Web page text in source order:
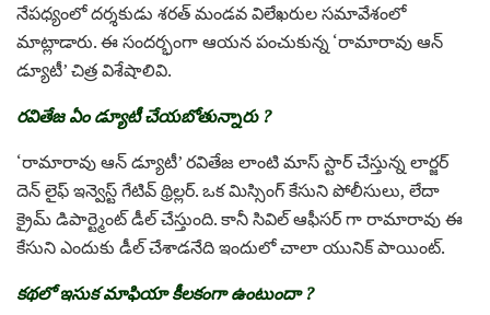
నేపధ్యంలో దర్శకుడు శరత్ మండవ విలేఖరుల సమావేశంలో
మాట్లాడారు. ఈ సందర్భంగా ఆయన పంచుకున్న ‘రామారావు ఆన్
డ్యూటీ’ చిత్ర విశేషాలివి.
రవితేజ ఏం డ్యూటీ చేయబోతున్నారు ?
‘రామారావు ఆన్ డ్యూటీ’ రవితేజ లాంటి మాస్ స్టార్ చేస్తున్న లార్జర్
దెన్ లైఫ్ ఇన్వెస్ట్ గేటివ్ థ్రిల్లర్. ఒక మిస్సింగ్ కేసుని పోలీసులు, లేదా
క్రైమ్ డిపార్ట్మెంట్ డీల్ చేస్తుంది. కానీ సివిల్ ఆఫీసర్ గా రామారావు ఈ
కేసుని ఎందుకు డీల్ చేశాడనేది ఇందులో చాలా యునిక్ పాయింట్.
కథలో ఇసుక మాఫియా కీలకంగా ఉంటుందా ?